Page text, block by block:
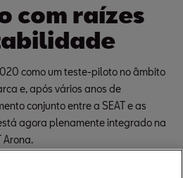
com raízes
como um teste-piloto no âmbito
e, após vários anos de
conjunto entre a SEAT e as
agora plenamente integrado na
Arona.